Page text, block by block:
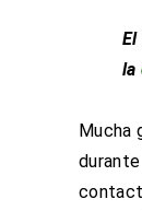
El
la
Mucha